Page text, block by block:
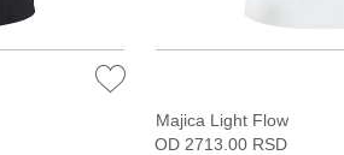
Majica Light Flow
OD 2713.00 RSD